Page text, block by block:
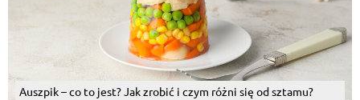
Auszpik – co to jest? Jak zrobić i czym różni się od sztamu?